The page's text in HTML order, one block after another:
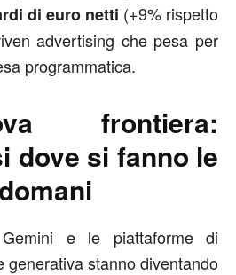
di euro netti (+9% rispetto
advertising che pesa per
programmatica.
frontiera:
dove si fanno le
Gemini e le piattaforme di
generativa stanno diventando